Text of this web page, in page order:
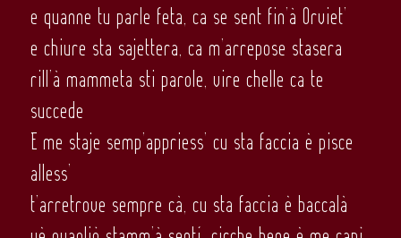
e quanne tu parle feta, ca se sent fin’à Orviet’
e chiure sta sajettera, ca m’arrepose stasera
rill’à mammeta sti parole, vire chelle ca te
succede
E me staje semp’appriess’ cu sta faccia è pisce
alless’
t’arretrove sempre cà, cu sta faccia è baccalà